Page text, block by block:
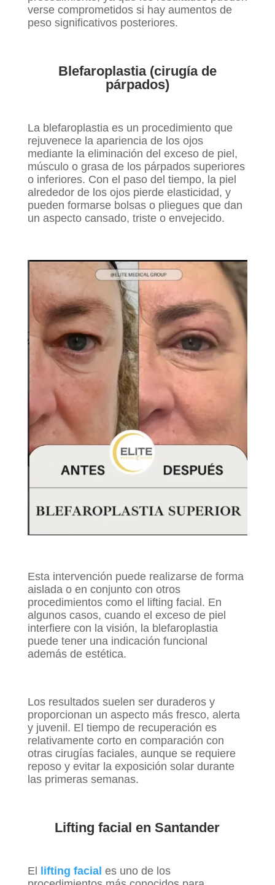
verse comprometidos si hay aumentos de
peso significativos posteriores.
Blefaroplastia (cirugía de
párpados)
La blefaroplastia es un procedimiento que
rejuvenece la apariencia de los ojos
mediante la eliminación del exceso de piel,
músculo o grasa de los párpados superiores
o inferiores. Con el paso del tiempo, la piel
alrededor de los ojos pierde elasticidad, y
pueden formarse bolsas o pliegues que dan
un aspecto cansado, triste o envejecido.
Esta intervención puede realizarse de forma
aislada o en conjunto con otros
procedimientos como el lifting facial. En
algunos casos, cuando el exceso de piel
interfiere con la visión, la blefaroplastia
puede tener una indicación funcional
además de estética.
Los resultados suelen ser duraderos y
proporcionan un aspecto más fresco, alerta
y juvenil. El tiempo de recuperación es
relativamente corto en comparación con
otras cirugías faciales, aunque se requiere
reposo y evitar la exposición solar durante
las primeras semanas.
Lifting facial en Santander
El lifting facial es uno de los